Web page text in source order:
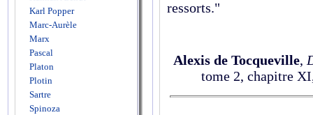
Karl Popper
Marc-Aurèle
Marx
Pascal
Platon
Plotin
Sartre
Spinoza
ressorts."
Alexis de Tocqueville,
tome 2, chapitre